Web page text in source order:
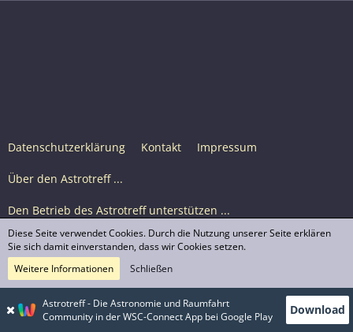
Datenschutzerklärung Kontakt Impressum
Über den Astrotreff ...
Den Betrieb des Astrotreff unterstützen ...
Nutzungsbedingungen
© Astrotreff 2001-2026, lizenziert unter CC BY-SA,
sofern für einzelne Inhalte nicht anders angegeben
Astrotreff - Die Astronomie und Raumfahrt
Community in der WSC-Connect App bei Google Play
Download
Diese Seite verwendet Cookies. Durch die Nutzung unserer Seite erklären
Sie sich damit einverstanden, dass wir Cookies setzen.
Weitere Informationen
Schließen